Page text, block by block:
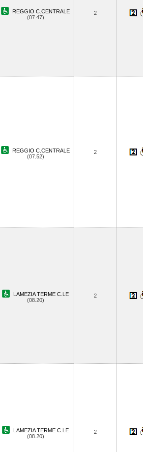
REGGIO C.CENTRALE
(07.47)
2
REGGIO C.CENTRALE
(07.52)
2
LAMEZIA TERME C.LE
(08.20)
2
LAMEZIA TERME C.LE
(08.20)
2